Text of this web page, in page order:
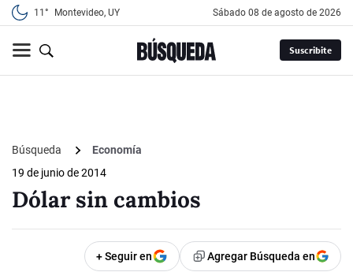
11° Montevideo, UY sábado 08 de agosto de 2026
Suscribite
Búsqueda
Economía
19 de junio de 2014
Dólar sin cambios
+ Seguir en Agregar Búsqueda en